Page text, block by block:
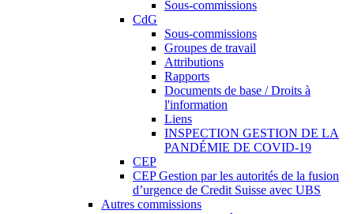
Sous-commissions
CdG
Sous-commissions
Groupes de travail
Attributions
Rapports
Documents de base / Droits à
l'information
Liens
INSPECTION GESTION DE LA
PANDÉMIE DE COVID-19
CEP
CEP Gestion par les autorités de la fusion
d’urgence de Credit Suisse avec UBS
Autres commissions